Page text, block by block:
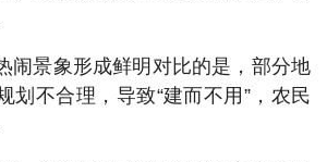
闹景象形成鲜明对比的是，部分地
划不合理，导致“建而不用”，农民